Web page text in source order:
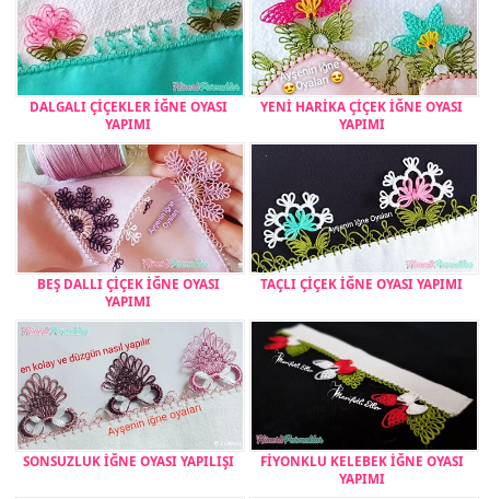
DALGALI ÇİÇEKLER İĞNE OYASI
YAPIMI
YENİ HARİKA ÇİÇEK İĞNE OYASI
YAPIMI
BEŞ DALLI ÇİÇEK İĞNE OYASI
YAPIMI
TAÇLI ÇİÇEK İĞNE OYASI YAPIMI
SONSUZLUK İĞNE OYASI YAPILIŞI
FİYONKLU KELEBEK İĞNE OYASI
YAPIMI